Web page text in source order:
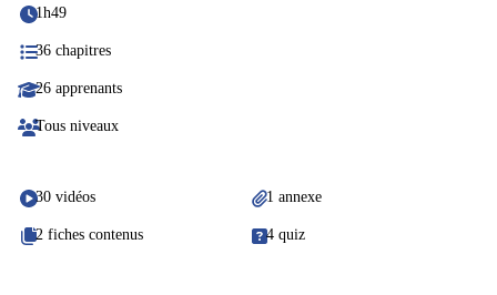
1h49
36 chapitres
26 apprenants
Tous niveaux
30 vidéos 1 annexe
2 fiches contenus 4 quiz